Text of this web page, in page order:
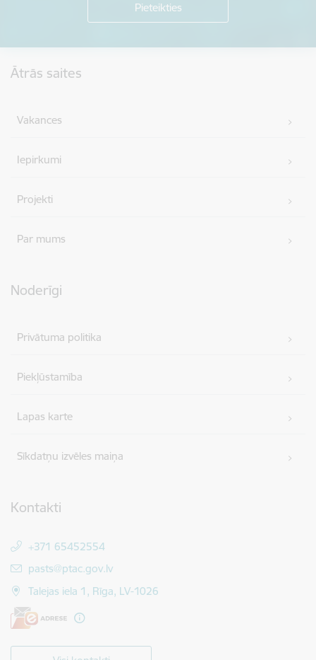
Ātrās saites
Vakances
Iepirkumi
Projekti
Par mums
Noderīgi
Privātuma politika
Piekļūstamība
Lapas karte
Sīkdatņu izvēles maiņa
Kontakti
+371 65452554
E-pasts:
pasts@ptac.gov.lv
Talejas iela 1, Rīga, LV-1026